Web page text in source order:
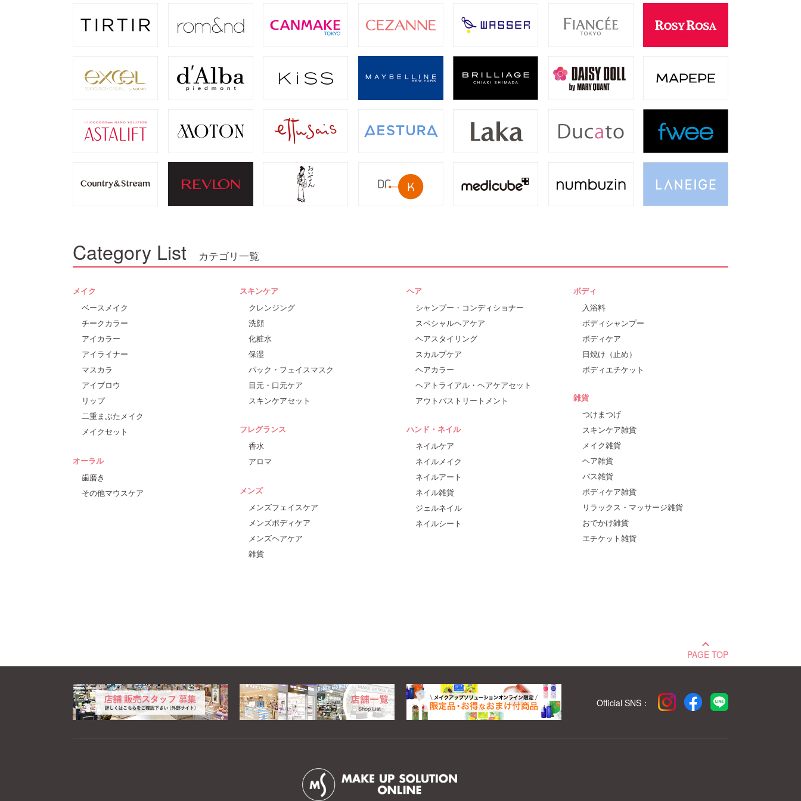
Category List カテゴリ一覧
スキンケア
クレンジング
洗顔
化粧水
保湿
パック・フェイスマスク
目元・口元ケア
スキンケアセット
ヘア
シャンプー・コンディショナー
スペシャルヘアケア
ヘアスタイリング
スカルプケア
ヘアカラー
ヘアトライアル・ヘアケアセット
アウトバストリートメント
ボディ
入浴料
ボディシャンプー
ボディケア
日焼け（止め）
ボディエチケット
メイク
ベースメイク
チークカラー
アイカラー
アイライナー
マスカラ
アイブロウ
リップ
二重まぶたメイク
メイクセット
フレグランス
香水
アロマ
ハンド・ネイル
ネイルケア
ネイルメイク
ネイルアート
ネイル雑貨
ジェルネイル
ネイルシート
雑貨
つけまつげ
スキンケア雑貨
メイク雑貨
ヘア雑貨
バス雑貨
ボディケア雑貨
リラックス・マッサージ雑貨
おでかけ雑貨
エチケット雑貨
オーラル
歯磨き
その他マウスケア
メンズ
メンズフェイスケア
メンズボディケア
メンズヘアケア
雑貨
keyboard_arrow_up
PAGE TOP
Official SNS：